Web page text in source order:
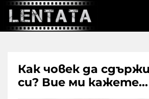
Как човек да
си? Вие ми кажете…